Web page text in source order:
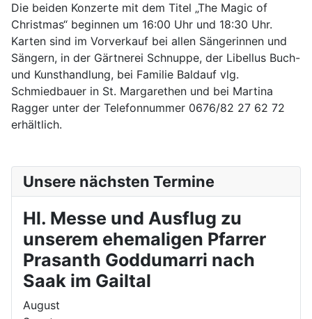
Die beiden Konzerte mit dem Titel „The Magic of
Christmas“ beginnen um 16:00 Uhr und 18:30 Uhr.
Karten sind im Vorverkauf bei allen Sängerinnen und
Sängern, in der Gärtnerei Schnuppe, der Libellus Buch-
und Kunsthandlung, bei Familie Baldauf vlg.
Schmiedbauer in St. Margarethen und bei Martina
Ragger unter der Telefonnummer 0676/82 27 62 72
erhältlich.
Unsere nächsten Termine
Hl. Messe und Ausflug zu
unserem ehemaligen Pfarrer
Prasanth Goddumarri nach
Saak im Gailtal
August